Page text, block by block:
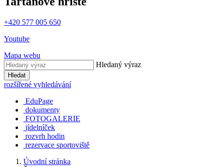
+420 577 005 650
Youtube
Mapa webu
Hledaný výraz
Hledat
rozšířené vyhledávání
EduPage
dokumenty
FOTOGALERIE
jídelníček
rozvrh hodin
rezervace sportoviště
Úvodní stránka